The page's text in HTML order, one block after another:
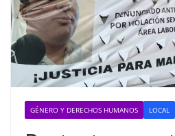
GÉNERO Y DERECHOS HUMANOS LOCAL